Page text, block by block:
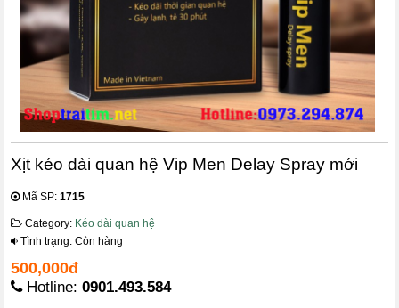
Xịt kéo dài quan hệ Vip Men Delay Spray mới
Mã SP:1715
Category: Kéo dài quan hệ
Tình trạng: Còn hàng
500,000đ
Hotline:0901.493.584